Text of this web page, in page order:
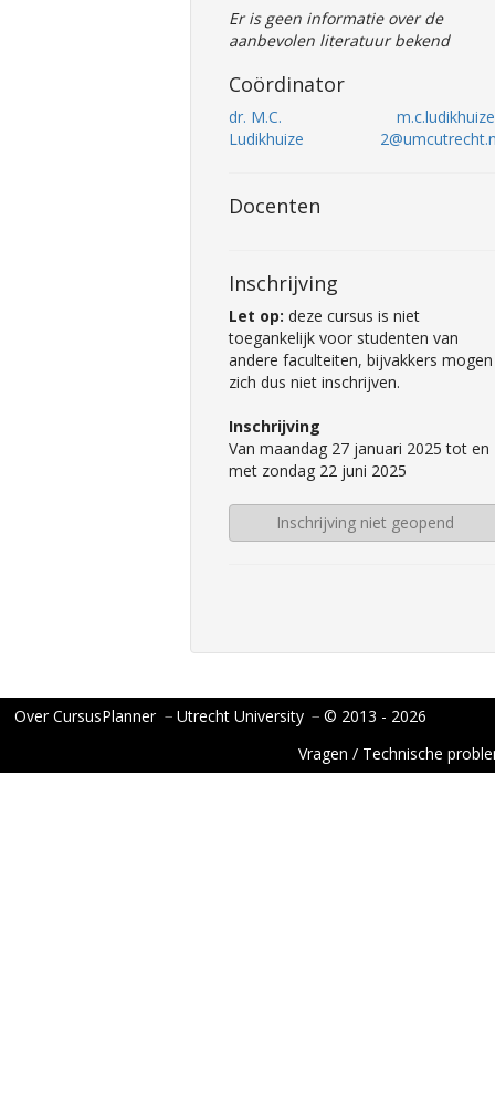
Er is geen informatie over de
aanbevolen literatuur bekend
Coördinator
dr. M.C.
Ludikhuize
Docenten
Inschrijving
Let op: deze cursus is niet
toegankelijk voor studenten van
andere faculteiten, bijvakkers mogen
zich dus niet inschrijven.
Inschrijving
Van maandag 27 januari 2025 tot en
met zondag 22 juni 2025
Inschrijving niet geopend
Over CursusPlanner − Utrecht University − © 2013 - 2026
Vragen / Technische